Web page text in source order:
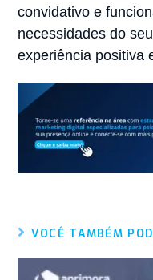
convidativo e
necessidades do
experiência positiva
VOCÊ TAMBÉM